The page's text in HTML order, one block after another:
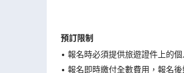
預訂限制
報名時必須提供旅遊證件上的個
報名即時繳付全數費用，報名